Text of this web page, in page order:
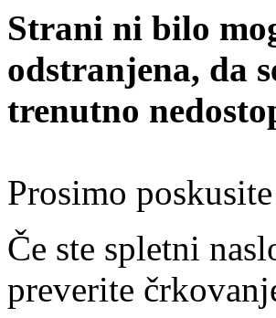
Strani ni bilo
odstranjena, da
trenutno
Prosimo
Če ste spletni
preverite